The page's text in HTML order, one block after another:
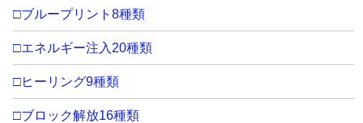
□ブループリント8種類
□エネルギー注入20種類
□ヒーリング9種類
□ブロック解放16種類